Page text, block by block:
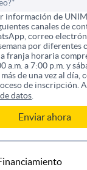
información de
canales de
correo
por diferentes
franja horaria
a.m. a 7:00 p.m. y
de una vez al día,
de inscripción.
datos